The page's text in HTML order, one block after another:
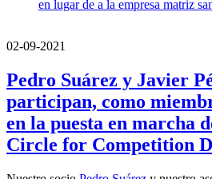
en lugar de a la empresa matriz
02-09-2021
Pedro Suárez y Javier
participan, como
en la puesta en marcha
Circle for Competition